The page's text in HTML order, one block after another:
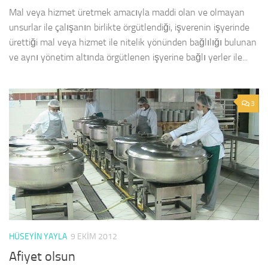
Mal veya hizmet üretmek amacıyla maddi olan ve olmayan
unsurlar ile çalışanın birlikte örgütlendiği, işverenin işyerinde
ürettiği mal veya hizmet ile nitelik yönünden bağlılığı bulunan
ve aynı yönetim altında örgütlenen işyerine bağlı yerler ile...
3
HÜSEYIN YAYLA 9 EKIM 2012
Afiyet olsun